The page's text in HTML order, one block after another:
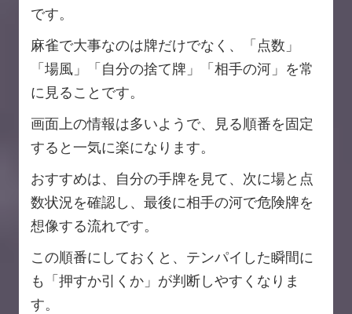
です。
麻雀で大事なのは牌だけでなく、「点数」
「場風」「自分の捨て牌」「相手の河」を常
に見ることです。
画面上の情報は多いようで、見る順番を固定
すると一気に楽になります。
おすすめは、自分の手牌を見て、次に場と点
数状況を確認し、最後に相手の河で危険牌を
想像する流れです。
この順番にしておくと、テンパイした瞬間に
も「押すか引くか」が判断しやすくなりま
す。